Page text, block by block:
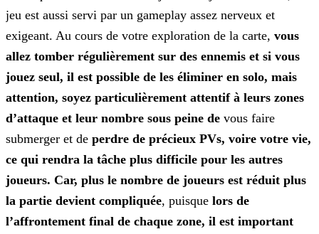
jeu est aussi servi par un gameplay assez nerveux et
exigeant. Au cours de votre exploration de la carte, vous
allez tomber régulièrement sur des ennemis et si vous
jouez seul, il est possible de les éliminer en solo, mais
attention, soyez particulièrement attentifà leurs zones
d’attaque et leur nombre sous peine de vous faire
submerger et de perdre de précieux PVs, voire votre vie,
ce qui rendra la tâche plus difficile pour les autres
joueurs. Car, plus le nombre de joueurs est réduit plus
la partie devient compliquée, puisque lors de
l’affrontement final de chaque zone, il est important